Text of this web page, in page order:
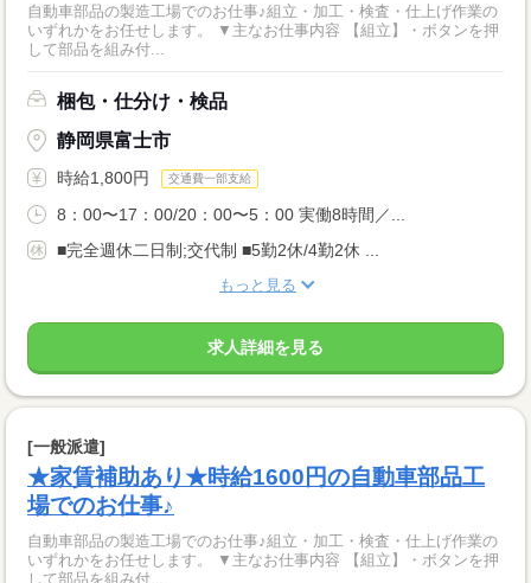
自動車部品の製造工場でのお仕事♪組立・加工・検査・仕上げ作業の
いずれかをお任せします。 ▼主なお仕事内容 【組立】・ボタンを押
して部品を組み付...
梱包・仕分け・検品
静岡県富士市
時給1,800円 交通費一部支給
8：00〜17：00/20：00〜5：00 実働8時間／...
■完全週休二日制;交代制 ■5勤2休/4勤2休 ...
もっと見る
求人詳細を見る
[一般派遣]
★家賃補助あり★時給1600円の自動車部品工
場でのお仕事♪
自動車部品の製造工場でのお仕事♪組立・加工・検査・仕上げ作業の
いずれかをお任せします。 ▼主なお仕事内容 【組立】・ボタンを押
して部品を組み付...